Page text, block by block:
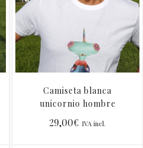
Camiseta blanca
unicornio hombre
29,00€ IVA incl.